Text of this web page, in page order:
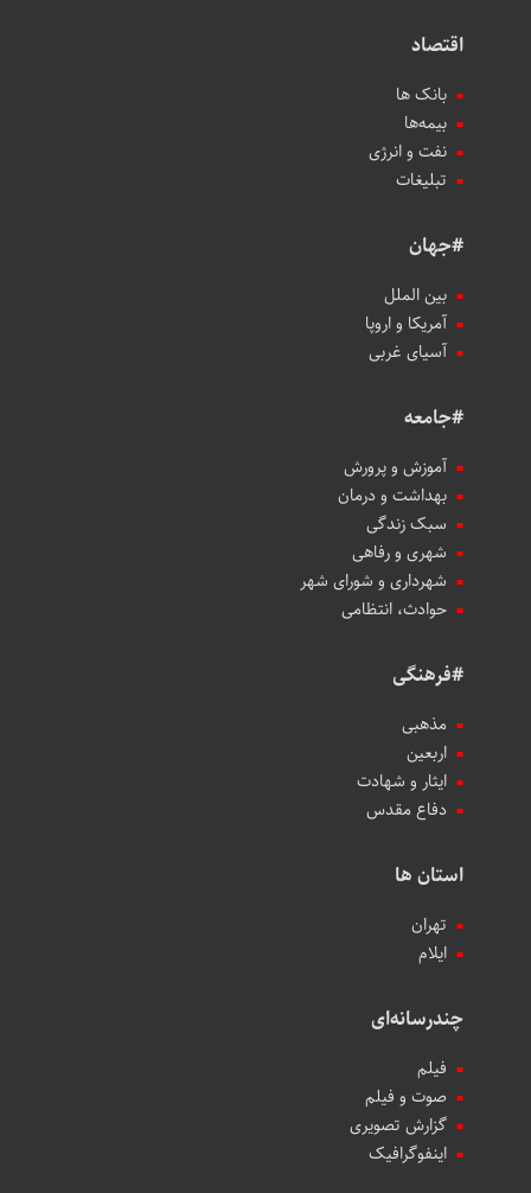
اقتصاد
بانک ها
بیمه‌ها
نفت و انرژی
تبلیغات
#جهان
بین الملل
آمریکا و اروپا
آسیای غربی
#جامعه
آموزش و پرورش
بهداشت و درمان
سبک زندگی
شهری و رفاهی
شهرداری و شورای شهر
حوادث، انتظامی
#فرهنگی
مذهبی
اربعین
ایثار و شهادت
دفاع مقدس
استان ها
تهران
ایلام
چندرسانه‌ای
فیلم
صوت و فیلم
گزارش تصویری
اینفوگرافیک